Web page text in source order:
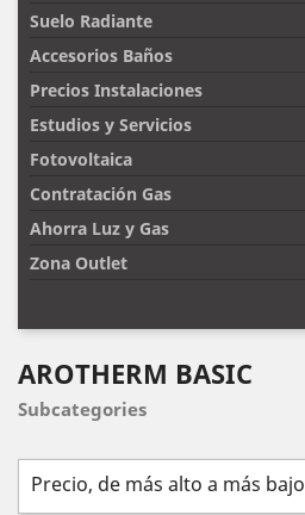
Suelo Radiante
Accesorios Baños
Precios Instalaciones
Estudios y Servicios
Fotovoltaica
Contratación Gas
Ahorra Luz y Gas
Zona Outlet
AROTHERM BASIC
Subcategories
Precio, de más alto a más bajo